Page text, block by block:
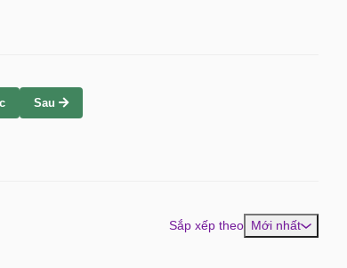
Sau
Sắp xếp theo Mới nhất